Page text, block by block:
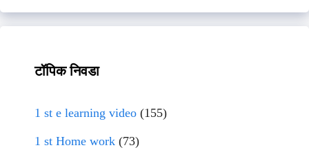
टॉपिक निवडा
1 st e learning video (155)
1 st Home work (73)